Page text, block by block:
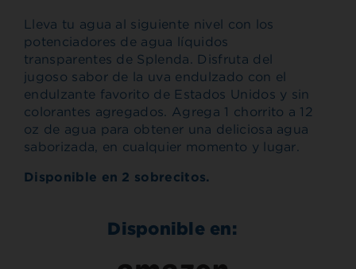
Lleva tu agua al siguiente nivel con los
potenciadores de agua líquidos
transparentes de Splenda. Disfruta del
jugoso sabor de la uva endulzado con el
endulzante favorito de Estados Unidos y sin
colorantes agregados. Agrega 1 chorrito a 12
oz de agua para obtener una deliciosa agua
saborizada, en cualquier momento y lugar.
Disponible en 2 sobrecitos.
Disponible en: